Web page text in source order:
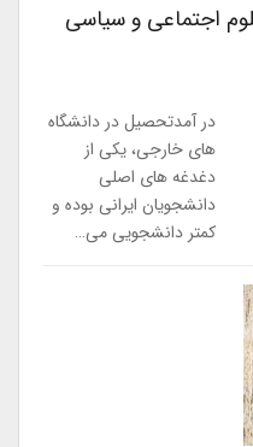
اجتماعی و سیاسی
در آمدتحصیل در دانشگاه
های خارجی، یکی از
دغدغه های اصلی
دانشجویان ایرانی بوده و
کمتر دانشجویی می…